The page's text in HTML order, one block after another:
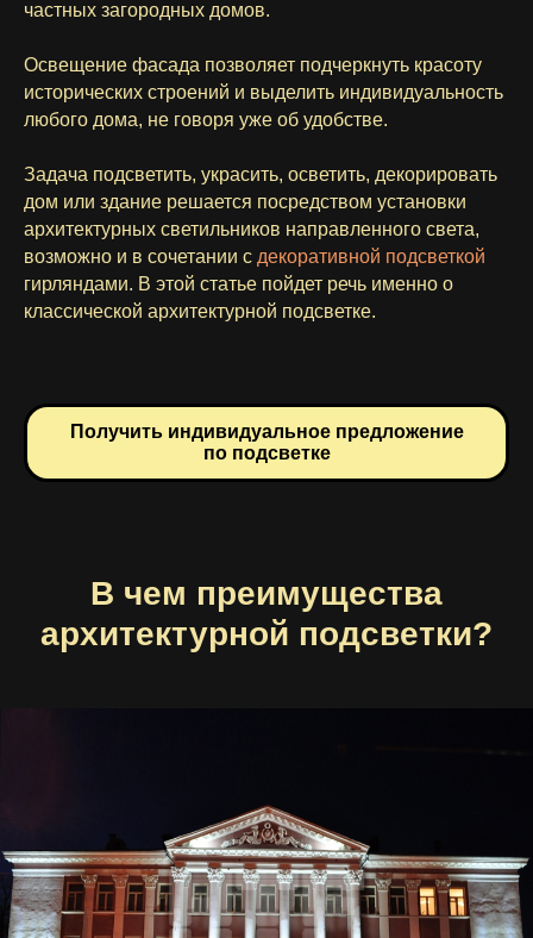
частных загородных домов.
Освещение фасада позволяет подчеркнуть красоту
исторических строений и выделить индивидуальность
любого дома, не говоря уже об удобстве.
Задача подсветить, украсить, осветить, декорировать
дом или здание решается посредством установки
архитектурных светильников направленного света,
возможно и в сочетании с декоративной подсветкой
гирляндами. В этой статье пойдет речь именно о
классической архитектурной подсветке.
Получить индивидуальное предложение
по подсветке
В чем преимущества
архитектурной подсветки?